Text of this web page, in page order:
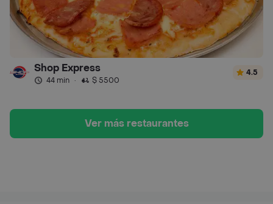
Shop Express
44 min · $ 5500
4.5
Ver más restaurantes